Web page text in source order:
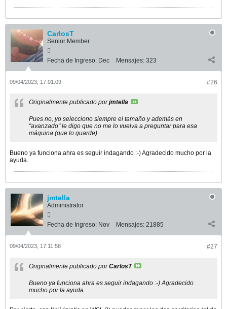
CarlosT
Senior Member
Fecha de Ingreso: Dec Mensajes: 323
#26
09/04/2023, 17:01:09
Originalmente publicado porjmtella
Pues no, yo selecciono siempre el tamaño y además en
"avanzado" le digo que no me lo vuelva a preguntar para esa
máquina (que lo guarde).
Bueno ya funciona ahra es seguir indagando :-) Agradecido mucho por la
ayuda.
jmtella
Administrator
Fecha de Ingreso: Nov Mensajes: 21885
#27
09/04/2023, 17:11:58
Originalmente publicado porCarlosT
Bueno ya funciona ahra es seguir indagando :-) Agradecido
mucho por la ayuda.